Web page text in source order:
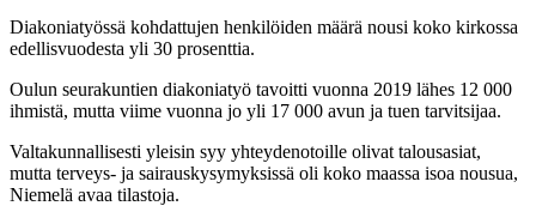
Diakoniatyössä kohdattujen henkilöiden määrä nousi koko kirkossa
edellisvuodesta yli 30 prosenttia.
Oulun seurakuntien diakoniatyö tavoitti vuonna 2019 lähes 12 000
ihmistä, mutta viime vuonna jo yli 17 000 avun ja tuen tarvitsijaa.
Valtakunnallisesti yleisin syy yhteydenotoille olivat talousasiat,
mutta terveys- ja sairauskysymyksissä oli koko maassa isoa nousua,
Niemelä avaa tilastoja.